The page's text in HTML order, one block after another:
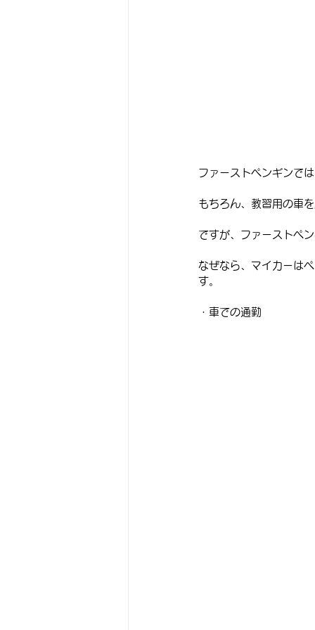
ファーストペンギンで
もちろん、教習用の車
ですが、ファーストペ
なぜなら、マイカーは
す。
・車での通勤